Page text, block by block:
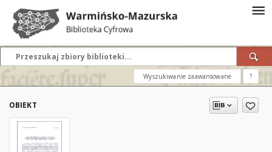
Wyszukiwanie zaawansowane ?
OBIEKT